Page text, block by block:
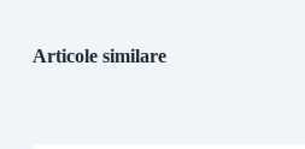
Articole similare